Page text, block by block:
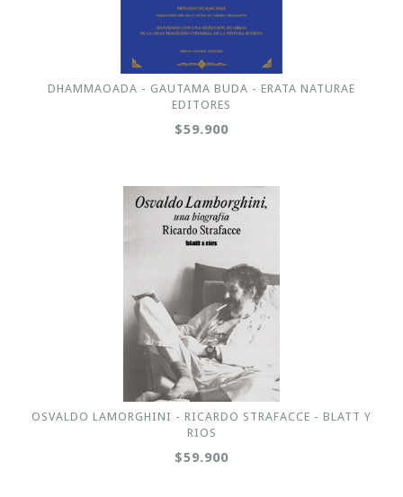
DHAMMAOADA - GAUTAMA BUDA - ERATA NATURAE
EDITORES
$59.900
OSVALDO LAMORGHINI - RICARDO STRAFACCE - BLATT Y
RIOS
$59.900